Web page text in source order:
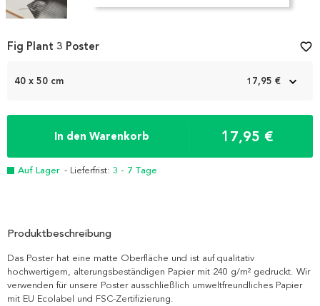
1
40 x 50 cm 17,95 €
In den Warenkorb 17,95 €
Auf Lager - Lieferfrist: 3 - 7 Tage
Fig Plant 3 Poster favorite_border
Produktbeschreibung
Das Poster hat eine matte Oberfläche und ist auf qualitativ
hochwertigem, alterungsbeständigen Papier mit 240 g/m² gedruckt. Wir
verwenden für unsere Poster ausschließlich umweltfreundliches Papier
mit EU Ecolabel und FSC-Zertifizierung.